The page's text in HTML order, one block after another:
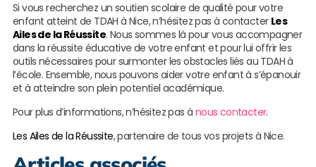
Si vous recherchez un soutien scolaire de qualité pour votre
enfant atteint de TDAH à Nice, n’hésitez pas à contacter Les
Ailes de la Réussite. Nous sommes là pour vous accompagner
dans la réussite éducative de votre enfant et pour lui offrir les
outils nécessaires pour surmonter les obstacles liés au TDAH à
l’école. Ensemble, nous pouvons aider votre enfant à s’épanouir
et à atteindre son plein potentiel académique.
Pour plus d’informations, n’hésitez pas à nous contacter.
Les Ailes de la Réussite, partenaire de tous vos projets à Nice.